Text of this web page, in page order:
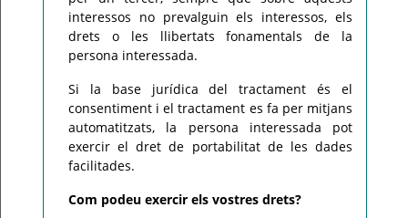
interessos no prevalguin els interessos, els
drets o les llibertats fonamentals de la
persona interessada.
Si la base jurídica del tractament és el
consentiment i el tractament es fa per mitjans
automatitzats, la persona interessada pot
exercir el dret de portabilitat de les dades
facilitades.
Com podeu exercir els vostres drets?